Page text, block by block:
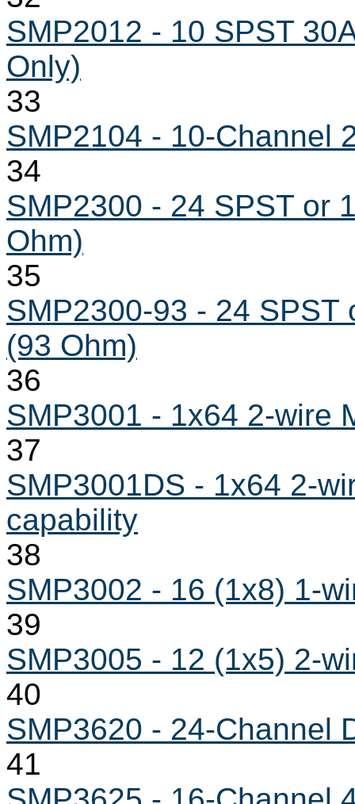
SMP2012 - 10 SPST
Only)
33
SMP2104 - 10-Channel
34
SMP2300 - 24 SPST or
Ohm)
35
SMP2300-93 - 24 SPST
(93 Ohm)
36
SMP3001 - 1x64 2-wire
37
SMP3001DS - 1x64 2-
capability
38
SMP3002 - 16 (1x8) 1-
39
SMP3005 - 12 (1x5) 2-
40
SMP3620 - 24-Channel
41